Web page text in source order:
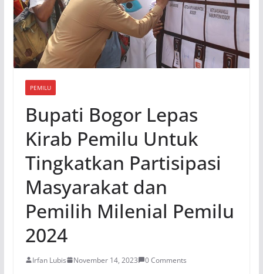
PEMILU
Bupati Bogor Lepas
Kirab Pemilu Untuk
Tingkatkan Partisipasi
Masyarakat dan
Pemilih Milenial Pemilu
2024
Irfan Lubis November 14, 2023 0 Comments